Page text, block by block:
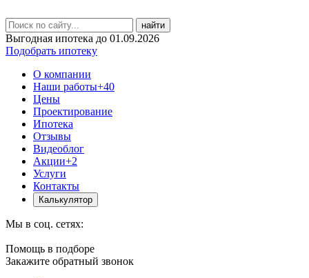
найти
Выгодная ипотека до 01.09.2026
Подобрать ипотеку
О компании
Наши работы+40
Цены
Проектирование
Ипотека
Отзывы
Видеоблог
Акции+2
Услуги
Контакты
Калькулятор
Мы в соц. сетях:
Помощь в подборе
Закажите обратный звонок